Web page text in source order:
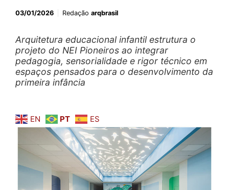
03/01/2026 Redação arqbrasil
Arquitetura educacional infantil estrutura o
projeto do NEI Pioneiros ao integrar
pedagogia, sensorialidade e rigor técnico em
espaços pensados para o desenvolvimento da
primeira infância
EN PT ES